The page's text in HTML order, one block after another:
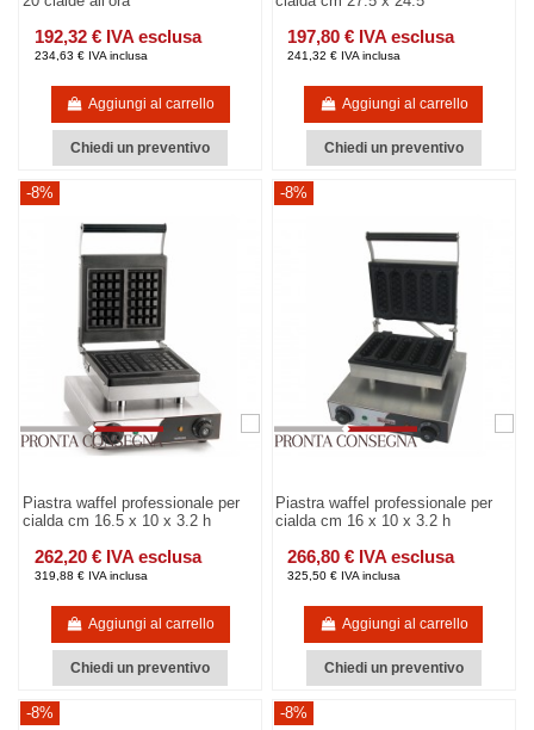
192,32 € IVA esclusa
234,63 € IVA inclusa
Aggiungi al carrello
Chiedi un preventivo
197,80 € IVA esclusa
241,32 € IVA inclusa
Aggiungi al carrello
Chiedi un preventivo
-8%
Piastra waffel professionale per
cialda cm 16.5 x 10 x 3.2 h
262,20 € IVA esclusa
319,88 € IVA inclusa
Aggiungi al carrello
Chiedi un preventivo
-8%
Piastra waffel professionale per
cialda cm 16 x 10 x 3.2 h
266,80 € IVA esclusa
325,50 € IVA inclusa
Aggiungi al carrello
Chiedi un preventivo
-8% -8%